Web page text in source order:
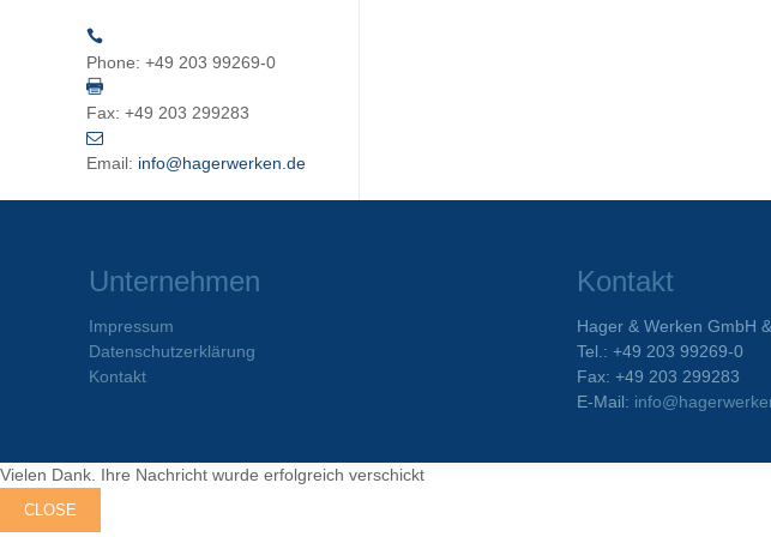
Phone: +49 203 99269-0
Fax: +49 203 299283
Email: info@hagerwerken.de
Unternehmen
Impressum
Datenschutzerklärung
Kontakt
Kontakt
Hager & Werken GmbH
Tel.: +49 203 99269-0
Fax: +49 203 299283
E-Mail:
Vielen Dank. Ihre Nachricht wurde erfolgreich verschickt
CLOSE